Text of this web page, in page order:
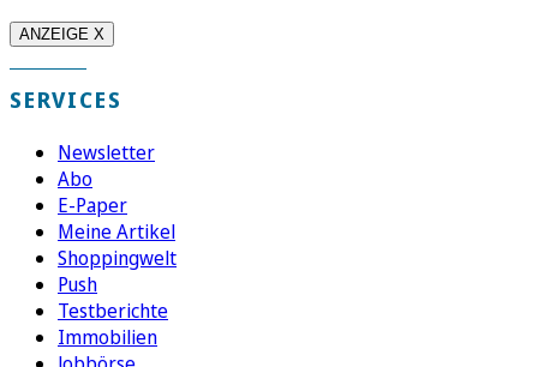
ANZEIGE X
SERVICES
Newsletter
Abo
E-Paper
Meine Artikel
Shoppingwelt
Push
Testberichte
Immobilien